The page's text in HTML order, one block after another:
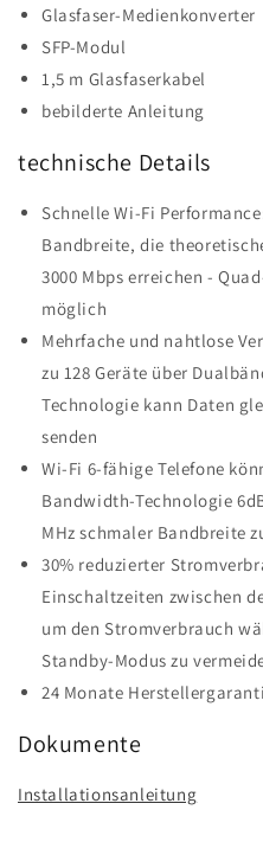
Glasfaser-Medienkonverter
SFP-Modul
1,5 m Glasfaserkabel
bebilderte Anleitung
technische Details
Schnelle Wi-Fi
Bandbreite, die
3000 Mbps erreichen -
möglich
Mehrfache und nahtlose
zu 128 Geräte über
Technologie kann Daten
senden
Wi-Fi 6-fähige Telefone
Bandwidth-Technologie
MHz schmaler Bandbreite
30% reduzierter
Einschaltzeiten zwischen
um den Stromverbrauch
Standby-Modus zu
24 Monate
Dokumente
Installationsanleitung